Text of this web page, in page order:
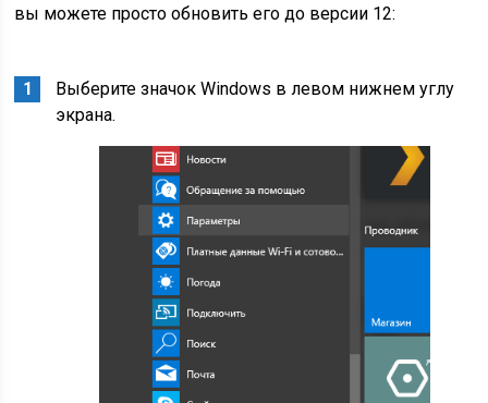
вы можете просто обновить его до версии 12:
Выберите значок Windows в левом нижнем углу
экрана.